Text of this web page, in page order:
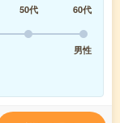
50代
60代
男性